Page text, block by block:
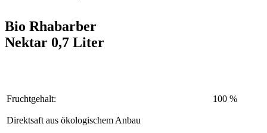
Bio Rhabarber
Nektar 0,7 Liter
Fruchtgehalt: 100 %
Direktsaft aus ökologischem Anbau